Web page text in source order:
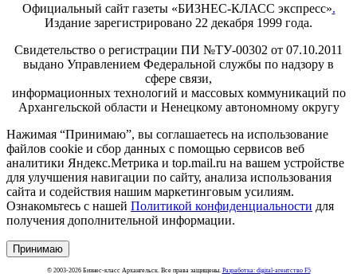
Официальный сайт газеты «БИЗНЕС-КЛАСС экспресс».
Издание зарегистрировано 22 декабря 1999 года.
Свидетельство о регистрации ПИ №ТУ-00302 от 07.10.2011
выдано Управлением Федеральной службы по надзору в
сфере связи,
информационных технологий и массовых коммуникаций по
Архангельской области и Ненецкому автономному округу
Нажимая “Принимаю”, вы соглашаетесь на использование
файлов cookie и сбор данных с помощью сервисов веб
аналитики Яндекс.Метрика и top.mail.ru на вашем устройстве
для улучшения навигации по сайту, анализа использования
сайта и содействия нашим маркетинговым усилиям.
Ознакомьтесь с нашей Политикой конфиденциальности для
получения дополнительной информации.
Принимаю
© 2003-2026 Бизнес-класс Архангельск. Все права защищены. Разработка: digital-агентство F5